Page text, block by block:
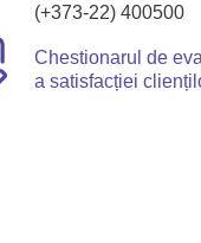
(+373-22) 400500
Chestionarul de
a satisfacției